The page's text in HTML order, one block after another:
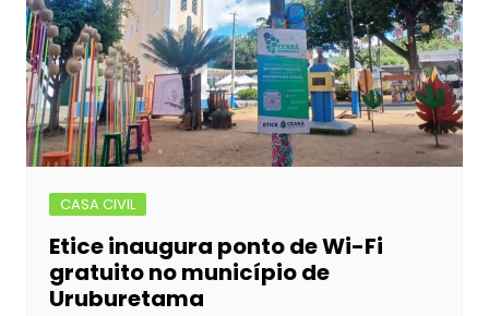
k er
CASA CIVIL
Etice inaugura ponto de Wi-Fi
gratuito no município de
Uruburetama